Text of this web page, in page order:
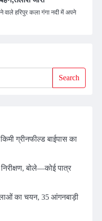
वाले हरिपुर कला गंगा नदी में अपने
Search
ग्रीनफील्ड बाईपास का
बोले—कोई पात्र
का चयन, 35 आंगनबाड़ी